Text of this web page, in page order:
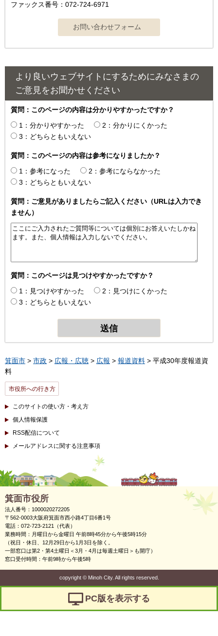
ファックス番号：072-724-6971
より良いウェブサイトにするためにみなさまの
ご意見をお聞かせください
質問：このページの内容は分かりやすかったですか？
1：分かりやすかった
2：分かりにくかった
3：どちらともいえない
質問：このページの内容は参考になりましたか？
1：参考になった
2：参考にならなかった
3：どちらともいえない
質問：ご意見がありましたらご記入ください（URLは入力でき
ません）
質問：このページは見つけやすかったですか？
1：見つけやすかった
2：見つけにくかった
3：どちらともいえない
箕面市 > 市政 > 広報・広聴 > 広報 > 報道資料 > 平成30年度報道資
料
市役所への行き方
このサイトの使い方・考え方
個人情報保護
RSS配信について
メールアドレスに関する注意事項
箕面市役所
法人番号：1000020272205
〒562-0003大阪府箕面市西小路4丁目6番1号
電話：072-723-2121（代表）
業務時間：月曜日から金曜日 午前8時45分から午後5時15分
（祝日・休日、12月29日から1月3日を除く。
一部窓口は第2・第4土曜日＜3月・4月は毎週土曜日＞も開庁）
窓口受付時間：午前9時から午後5時
copyright ©Minoh City. All rights reserved.
PC版を表示する